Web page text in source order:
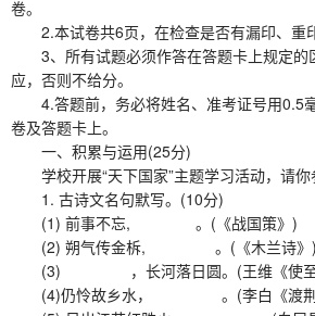
卷。
2.本试卷共6页，在检查是否有漏印、重
3、所有试题必须作答在答题卡上规定的
应，否则不给分。
4.答题前，务必将姓名、准考证号用0.5
卷及答题卡上。
一、积累与运用(25分)
学校开展“天下国家”主题学习活动，请你
1. 古诗文名句默写。(10分)
(1) 前事不忘, 。(《战国策》)
(2) 朔气传金柝, 。(《木兰诗》)
(3) ，长河落日圆。(王维《使至
(4)仍怜故乡水， 。(李白《渡荆